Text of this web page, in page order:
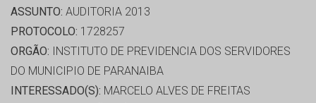
ASSUNTO: AUDITORIA 2013
PROTOCOLO: 1728257
ORGÃO: INSTITUTO DE PREVIDENCIA DOS SERVIDORES
DO MUNICIPIO DE PARANAIBA
INTERESSADO(S): MARCELO ALVES DE FREITAS